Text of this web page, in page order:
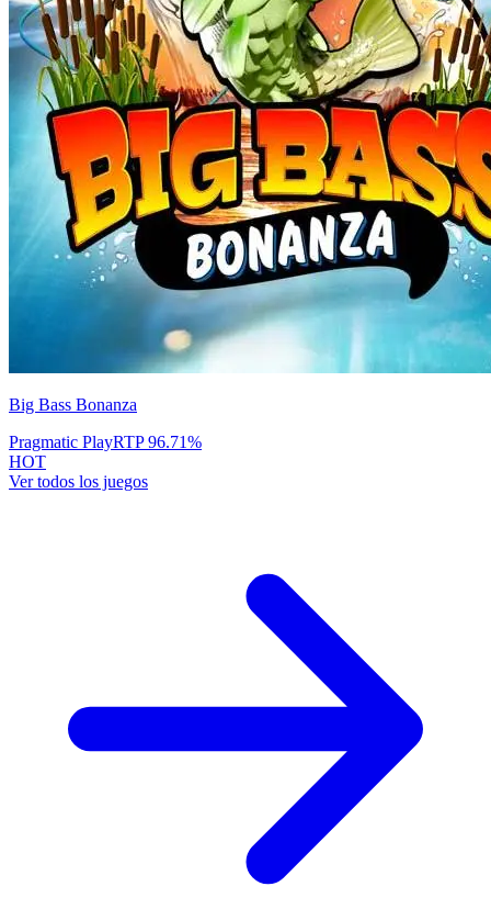
Big Bass Bonanza
Pragmatic PlayRTP96.71%
HOT
Ver todos los juegos